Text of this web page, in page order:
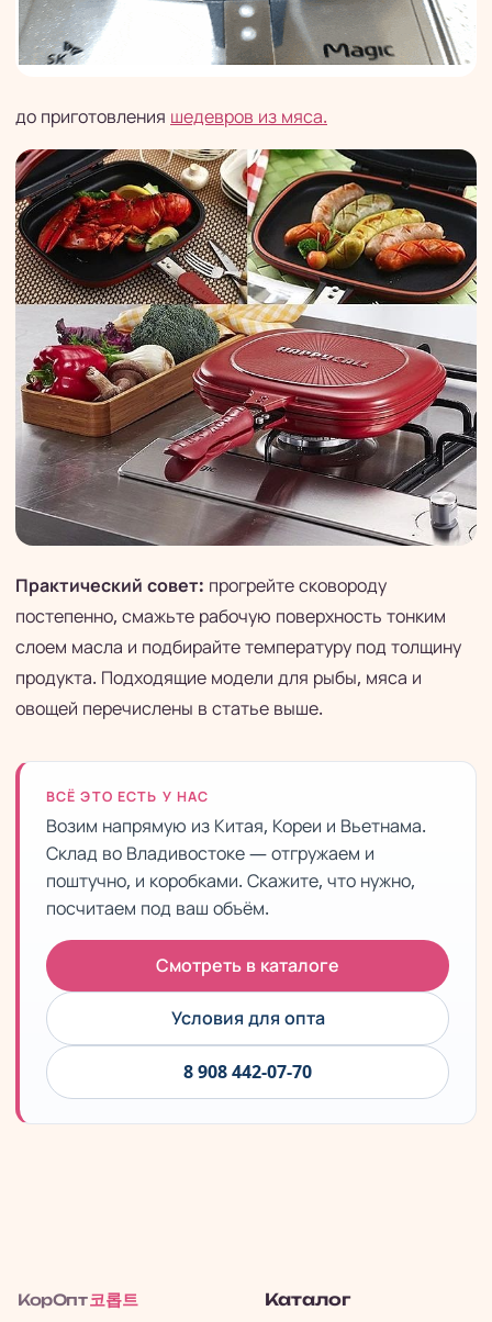
до приготовления шедевров из мяса.
Практический совет: прогрейте сковороду
постепенно, смажьте рабочую поверхность тонким
слоем масла и подбирайте температуру под толщину
продукта. Подходящие модели для рыбы, мяса и
овощей перечислены в статье выше.
ВСЁ ЭТО ЕСТЬ У НАС
Возим напрямую из Китая, Кореи и Вьетнама.
Склад во Владивостоке — отгружаем и
поштучно, и коробками. Скажите, что нужно,
посчитаем под ваш объём.
Смотреть в каталоге
Условия для опта
8 908 442-07-70
КорОпт코롭트 Каталог